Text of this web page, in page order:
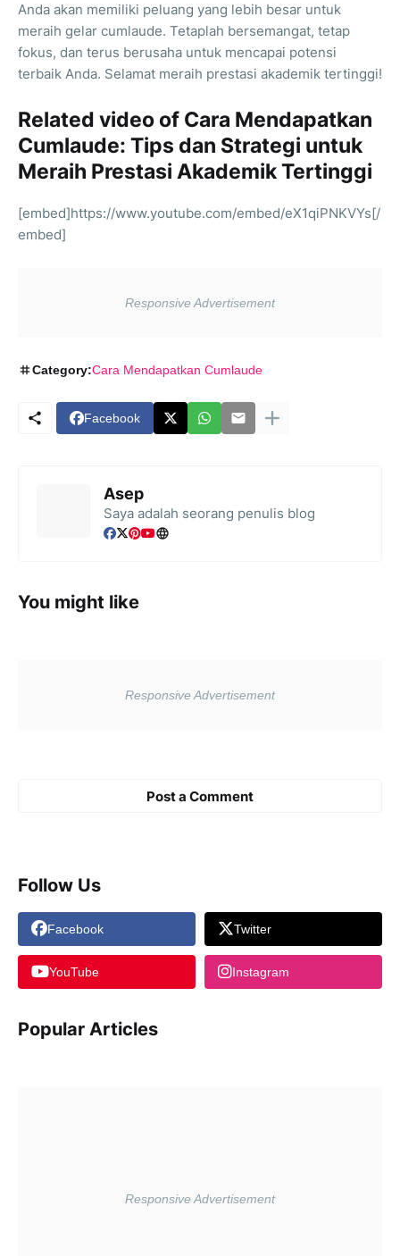
Anda akan memiliki peluang yang lebih besar untuk
meraih gelar cumlaude. Tetaplah bersemangat, tetap
fokus, dan terus berusaha untuk mencapai potensi
terbaik Anda. Selamat meraih prestasi akademik tertinggi!
Related video of Cara Mendapatkan
Cumlaude: Tips dan Strategi untuk
Meraih Prestasi Akademik Tertinggi
[embed]https://www.youtube.com/embed/eX1qiPNKVYs[/
embed]
Category:Cara Mendapatkan Cumlaude
Facebook
Asep
Saya adalah seorang penulis blog
You might like
Post a Comment
Follow Us
Facebook Twitter
YouTube Instagram
Popular Articles